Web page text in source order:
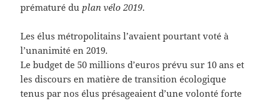
prématuré duplan vélo 2019.
Les élus métropolitains l’avaient pourtant voté à
l’unanimité en 2019.
Le budget de 50 millions d’euros prévu sur 10 ans et
les discours en matière de transition écologique
tenus par nos élus présageaient d’une volonté forte